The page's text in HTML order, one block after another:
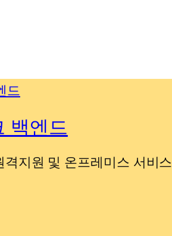
백엔드
격지원 및 온프레미스 서비스